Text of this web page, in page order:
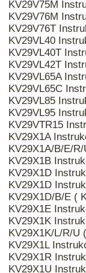
KV29V75M
KV29V76M
KV29V76T
KV29VL40
KV29VL40T
KV29VL42T
KV29VL65A
KV29VL65C
KV29VL85
KV29VL95
KV29VTR15
KV29X1A
KV29X1A/B/E/
KV29X1B
KV29X1D
KV29X1D
KV29X1D/B/E (
KV29X1E
KV29X1K
KV29X1K/L/R/U
KV29X1L
KV29X1R
KV29X1U